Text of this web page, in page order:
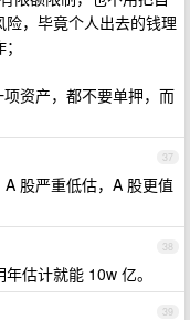
，毕竟个人出去的钱理
资产，都不要单押，而
37
股严重低估，A 股更值
38
估计就能 10w 亿。
39